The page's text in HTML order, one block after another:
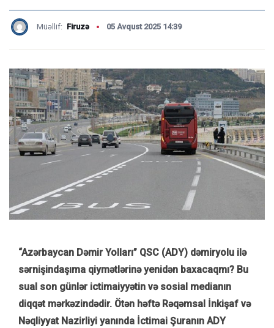
Müəllif: Firuzə 05 Avqust 2025 14:39
“Azərbaycan Dəmir Yolları” QSC (ADY) dəmiryolu ilə
sərnişindaşıma qiymətlərinə yenidən baxacaqmı? Bu
sual son günlər ictimaiyyətin və sosial medianın
diqqət mərkəzindədir. Ötən həftə Rəqəmsal İnkişaf və
Nəqliyyat Nazirliyi yanında İctimai Şuranın ADY